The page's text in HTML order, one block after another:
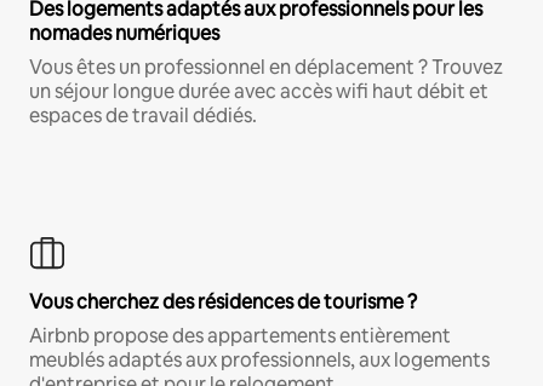
Des logements adaptés aux professionnels pour les
nomades numériques
Vous êtes un professionnel en déplacement ? Trouvez
un séjour longue durée avec accès wifi haut débit et
espaces de travail dédiés.
Vous cherchez des résidences de tourisme ?
Airbnb propose des appartements entièrement
meublés adaptés aux professionnels, aux logements